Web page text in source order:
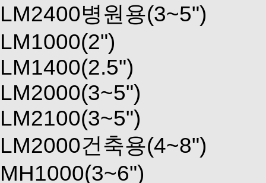
LM2400병원용(3~5")
LM1000(2")
LM1400(2.5")
LM2000(3~5")
LM2100(3~5")
LM2000건축용(4~8")
MH1000(3~6")